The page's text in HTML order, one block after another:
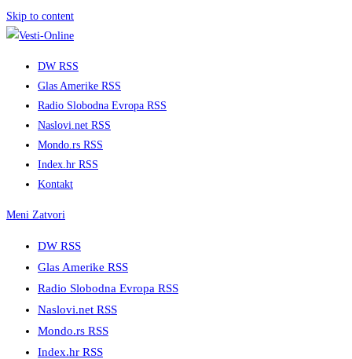
Skip to content
DW RSS
Glas Amerike RSS
Radio Slobodna Evropa RSS
Naslovi.net RSS
Mondo.rs RSS
Index.hr RSS
Kontakt
Meni Zatvori
DW RSS
Glas Amerike RSS
Radio Slobodna Evropa RSS
Naslovi.net RSS
Mondo.rs RSS
Index.hr RSS